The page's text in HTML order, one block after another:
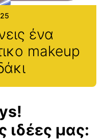
ένα
makeup
ιδέες μας: